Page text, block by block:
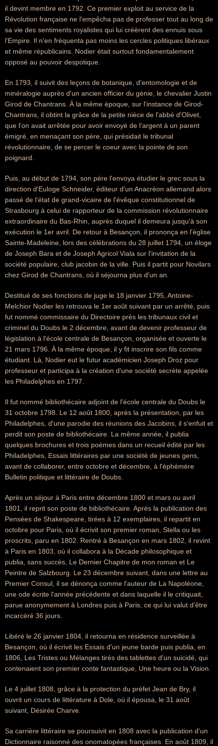
il devint membre en 1792. Ce premier exploit au service de la
Révolution française ne l'empêcha pas de professer tout au long de
sa vie des sentiments royalistes qui lui créèrent des ennuis sous
l'Empire. Il n'en fréquenta pas moins les cercles politiques libéraux
et même républicains. Nodier était surtout fondamentalement
opposé au pouvoir despotique.
En 1793, il suivit des leçons de botanique, d'entomologie et de
minéralogie auprès d'un ancien officier du génie, le chevalier Justin
Girod de Chantrans. À la même époque, sur l'instance de Girod-
Chantrans, il obtint la grâce de la petite nièce de l'abbé d'Olivet,
que l'on avait arrêtée pour avoir envoyé de l'argent à un parent
émigré, en menaçant son père, qui présidait le tribunal
révolutionnaire, de se percer le coeur avec la pointe de son
poignard.
Puis, au début de 1794, son père l'envoya étudier le grec sous la
direction d'Euloge Schneider, éditeur d'un Anacréon allemand alors
passé de l'état de grand-vicaire de l'évêque constitutionnel de
Strasbourg à celui de rapporteur de la commission révolutionnaire
extraordinaire du Bas-Rhin, auprès duquel il demeura jusqu'à son
exécution le 1er avril. De retour à Besançon, il prononça en l'église
Sainte-Madeleine, lors des célébrations du 28 juillet 1794, un éloge
de Joseph Bara et de Joseph Agricol Viala sur l'invitation de la
société populaire, club jacobin de la ville. Puis il partit pour Novilars
chez Girod de Chantrans, où il séjourna plus d'un an.
Destitué de ses fonctions de juge le 18 janvier 1795, Antoine-
Melchior Nodier les retrouva le 1er août suivant par un arrêté, puis
fut nommé commissaire du Directoire près les tribunaux civil et
criminel du Doubs le 2 décembre, avant de devenir professeur de
législation à l'école centrale de Besançon, organisée et ouverte le
21 mars 1796. À la même époque, il y fit inscrire son fils comme
étudiant. Là, Nodier eut le futur académicien Joseph Droz pour
professeur et participa à la création d'une société secrète appelée
les Philadelphes en 1797.
Il fut nommé bibliothécaire adjoint de l'école centrale du Doubs le
31 octobre 1798. Le 12 août 1800, après la présentation, par les
Philadelphes, d'une parodie des réunions des Jacobins, il s'enfuit et
perdit son poste de bibliothécaire. La même année, il publia
quelques brochures et trois poèmes dans un recueil édité par les
Philadelphes, Essais littéraires par une société de jeunes gens,
avant de collaborer, entre octobre et décembre, à l'éphémère
Bulletin politique et littéraire de Doubs.
Après un séjour à Paris entre décembre 1800 et mars ou avril
1801, il reprit son poste de bibliothécaire. Après la publication des
Pensées de Shakespeare, tirées à 12 exemplaires, il repartit en
octobre pour Paris, où il écrivit son premier roman, Stella ou les
proscrits, paru en 1802. Rentré à Besançon en mars 1802, il revint
à Paris en 1803, où il collabora à la Décade philosophique et
publia, sans succès, Le Dernier Chapitre de mon roman et Le
Peintre de Salzbourg. Le 23 décembre suivant, dans une lettre au
Premier Consul, il se dénonça comme l'auteur de La Napoléone,
une ode écrite l'année précédente et dans laquelle il le critiquait,
parue anonymement à Londres puis à Paris, ce qui lui valut d'être
incarcéré 36 jours.
Libéré le 26 janvier 1804, il retourna en résidence surveillée à
Besançon, où il écrivit les Essais d'un jeune barde puis publia, en
1806, Les Tristes ou Mélanges tirés des tablettes d'un suicidé, qui
contenaient son premier conte fantastique, Une heure ou la Vision.
Le 4 juillet 1808, grâce à la protection du préfet Jean de Bry, il
ouvrit un cours de littérature à Dole, où il épousa, le 31 août
suivant, Désirée Charve.
Sa carrière littéraire se poursuivit en 1808 avec la publication d'un
Dictionnaire raisonné des onomatopées françaises. En août 1809, il